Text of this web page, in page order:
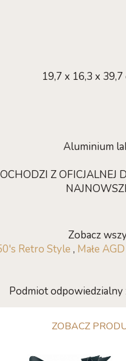
19,7 x 16,3 x
Aluminium
Z OFICJALNEJ
Zobacz
Retro Style , Małe
Podmiot
ZOBACZ